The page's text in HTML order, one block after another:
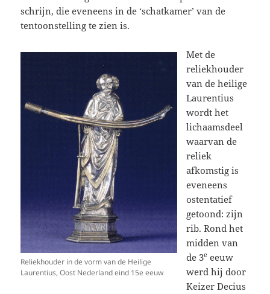
schrijn, die eveneens in de ‘schatkamer’ van de
tentoonstelling te zien is.
Reliekhouder in de vorm van de Heilige
Laurentius, Oost Nederland eind 15e eeuw
Met de
reliekhouder
van de heilige
Laurentius
wordt het
lichaamsdeel
waarvan de
reliek
afkomstig is
eveneens
ostentatief
getoond: zijn
rib. Rond het
midden van
de 3e eeuw
werd hij door
Keizer Decius